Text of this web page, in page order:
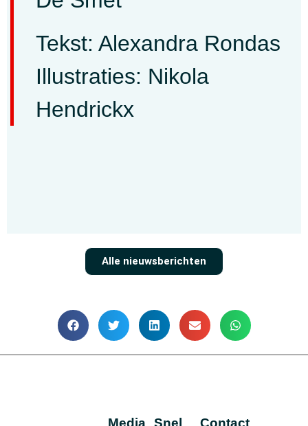
Tekst: Alexandra Rondas
Illustraties: Nikola
Hendrickx
Alle nieuwsberichten
Snel
Media Contact